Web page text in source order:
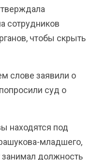
сотрудников
чтобы скрыть
слове заявили о
суд о
находятся под
младшего,
занимал должность